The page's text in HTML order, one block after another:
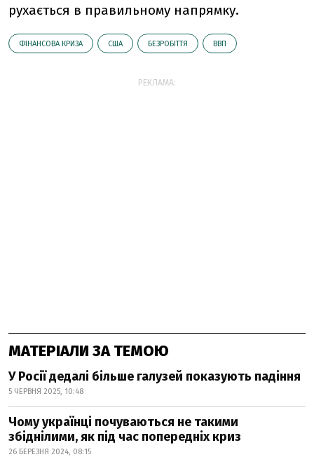
рухається в правильному напрямку.
ФІНАНСОВА КРИЗА США БЕЗРОБІТТЯ ВВП
РЕКЛАМА:
МАТЕРІАЛИ ЗА ТЕМОЮ
У Росії дедалі більше галузей показують падіння
5 ЧЕРВНЯ 2025, 10:48
Чому українці почуваються не такими
збіднілими, як під час попередніх криз
26 БЕРЕЗНЯ 2024, 08:15